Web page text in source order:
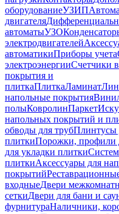
оборудованиеУЗИП
двигателя
автоматыУЗО
электродвигателей
автоматикиПриборы учета
электроэнергииСчетчики
покрытия и
плиткаПлиткаЛаминат
напольные покрытия
полыКовролинПаркет
напольных покрытий и
обводы для трубПлинтусы
плиткиПорожки, профили
для укладки плитки
плиткиАксессуары для
покрытий
входныеДвери
сеткиДвери для бани и
фурнитураНаличники,